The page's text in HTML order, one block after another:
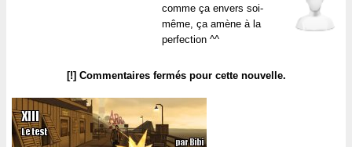
comme ça envers soi-
même, ça amène à la
perfection ^^
[!] Commentaires fermés pour cette nouvelle.